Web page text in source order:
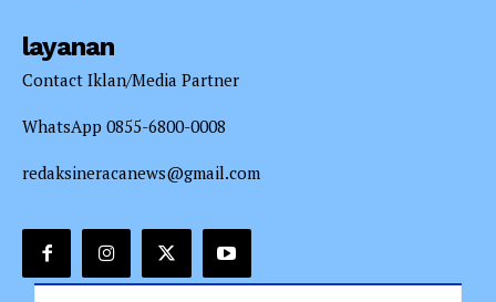
layanan
Contact Iklan/Media Partner
WhatsApp 0855-6800-0008
redaksineracanews@gmail.com